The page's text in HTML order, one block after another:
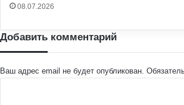
08.07.2026
Добавить комментарий
Ваш адрес email не будет опубликован.